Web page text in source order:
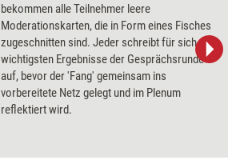
bekommen alle Teilnehmer leere
Moderationskarten, die in Form eines Fisches
zugeschnitten sind. Jeder schreibt für sich die
wichtigsten Ergebnisse der Gesprächsrunde
auf, bevor der 'Fang' gemeinsam ins
vorbereitete Netz gelegt und im Plenum
reflektiert wird.